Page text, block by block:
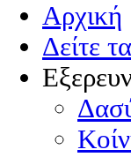
Αρχική
Δείτε